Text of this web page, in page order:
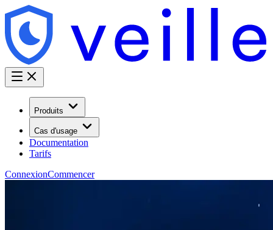
Produits
Cas d'usage
Documentation
Tarifs
ConnexionCommencer